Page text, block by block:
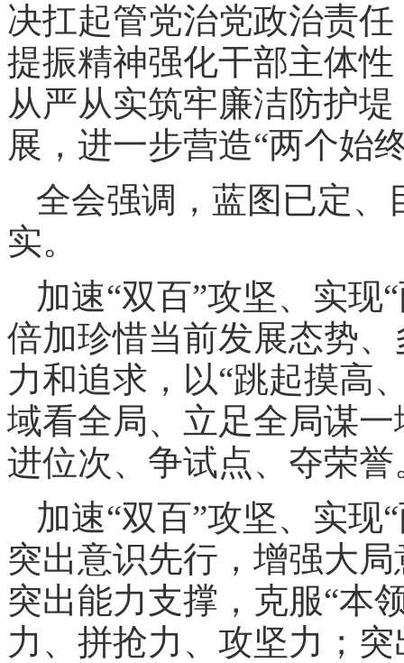
决扛起管党治党政治责
提振精神强化干部主体
从严从实筑牢廉洁防护
展，进一步营造“两个始
全会强调，蓝图已定、
实。
加速“双百”攻坚、实现
倍加珍惜当前发展态势
力和追求，以“跳起摸高
域看全局、立足全局谋
进位次、争试点、夺荣誉
加速“双百”攻坚、实现
突出意识先行，增强大
突出能力支撑，克服“本
力、拼抢力、攻坚力；